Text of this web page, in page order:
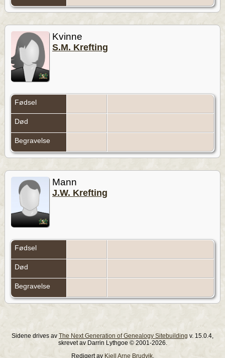
Kvinne
S.M. Krefting
Fødsel
Død
Begravelse
Mann
J.W. Krefting
Fødsel
Død
Begravelse
Sidene drives av The Next Generation of Genealogy Sitebuilding v. 15.0.4,
skrevet av Darrin Lythgoe © 2001-2026.
Redigert av Kjell Arne Brudvik.